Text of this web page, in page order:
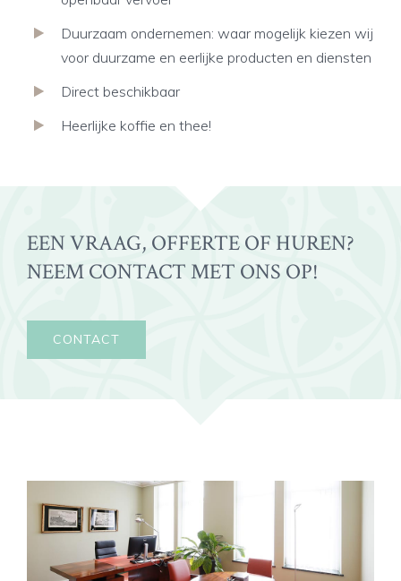
Duurzaam ondernemen: waar mogelijk kiezen wij
voor duurzame en eerlijke producten en diensten
Direct beschikbaar
Heerlijke koffie en thee!
EEN VRAAG, OFFERTE OF HUREN?
NEEM CONTACT MET ONS OP!
CONTACT